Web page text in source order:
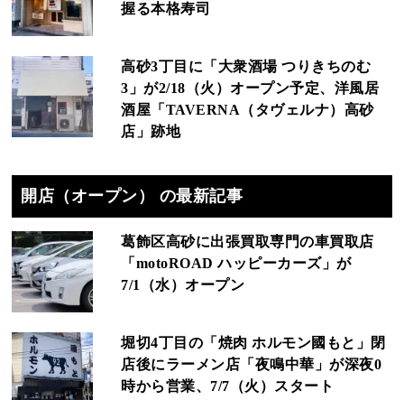
握る本格寿司
高砂3丁目に「大衆酒場 つりきちのむ
3」が2/18（火）オープン予定、洋風居
酒屋「TAVERNA（タヴェルナ）高砂
店」跡地
開店（オープン） の最新記事
葛飾区高砂に出張買取専門の車買取店
「motoROAD ハッピーカーズ」が
7/1（水）オープン
堀切4丁目の「焼肉 ホルモン國もと」閉
店後にラーメン店「夜鳴中華」が深夜0
時から営業、7/7（火）スタート